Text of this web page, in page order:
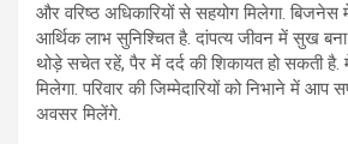
और वरिष्ठ अधिकारियों से सहयोग मिलेगा.
आर्थिक लाभ सुनिश्चित है. दांपत्य जीवन में सुख बना
थोड़े सचेत रहें, पैर में दर्द की शिकायत हो सकती
मिलेगा. परिवार की जिम्मेदारियों को निभाने में
अवसर मिलेंगे.